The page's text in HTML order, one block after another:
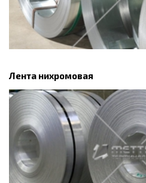
Лента нихромовая